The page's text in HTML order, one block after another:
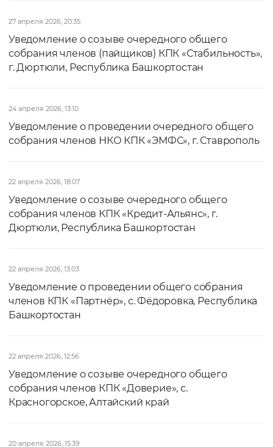
27 апреля 2026, 20:35
Уведомление о созыве очередного общего
собрания членов (пайщиков) КПК «Стабильность»,
г. Дюртюли, Республика Башкортостан
24 апреля 2026, 13:10
Уведомление о проведении очередного общего
собрания членов НКО КПК «ЭМФС», г. Ставрополь
22 апреля 2026, 18:07
Уведомление о созыве очередного общего
собрания членов КПК «Кредит-Альянс», г.
Дюртюли, Республика Башкортостан
22 апреля 2026, 13:03
Уведомление о проведении общего собрания
членов КПК «Партнёр», с. Фёдоровка, Республика
Башкортостан
22 апреля 2026, 12:56
Уведомление о созыве очередного общего
собрания членов КПК «Доверие», с.
Красногорское, Алтайский край
20 апреля 2026, 15:39